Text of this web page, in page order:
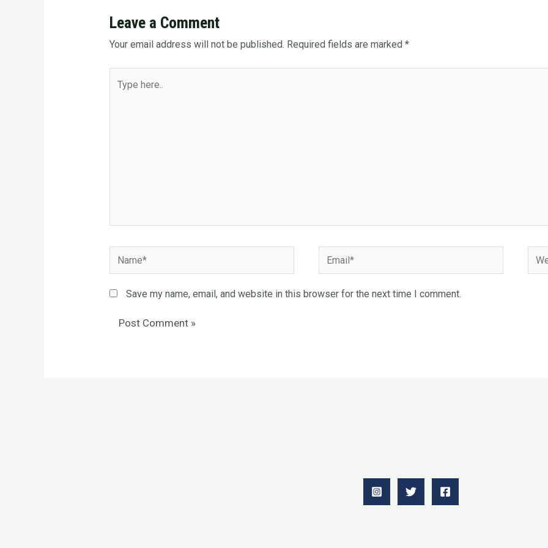
Leave a Comment
Your email address will not be published. Required fields are marked *
here..
Name* Email*
Save my name, email, and website in this browser for the next time I comment.